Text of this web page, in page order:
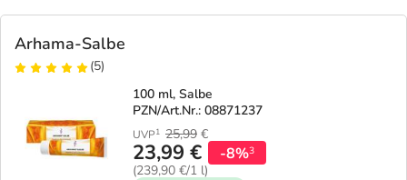
Tierapotheke
Vitamine & Mineralstoffe
Marken
Salus Deals
Arhama-Salbe
(5)
100 ml, Salbe
PZN/Art.Nr.: 08871237
UVP1 25,99 €
23,99 €
(239,90 €/1 l)
-8%3